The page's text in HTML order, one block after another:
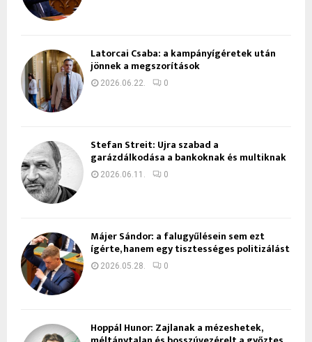
Latorcai Csaba: a kampányígéretek után
jönnek a megszorítások
2026.06.22. 0
Stefan Streit: Újra szabad a
garázdálkodása a bankoknak és multiknak
2026.06.11. 0
Májer Sándor: a falugyűlésein sem ezt
ígérte, hanem egy tisztességes politizálást
2026.05.28. 0
Hoppál Hunor: Zajlanak a mézeshetek,